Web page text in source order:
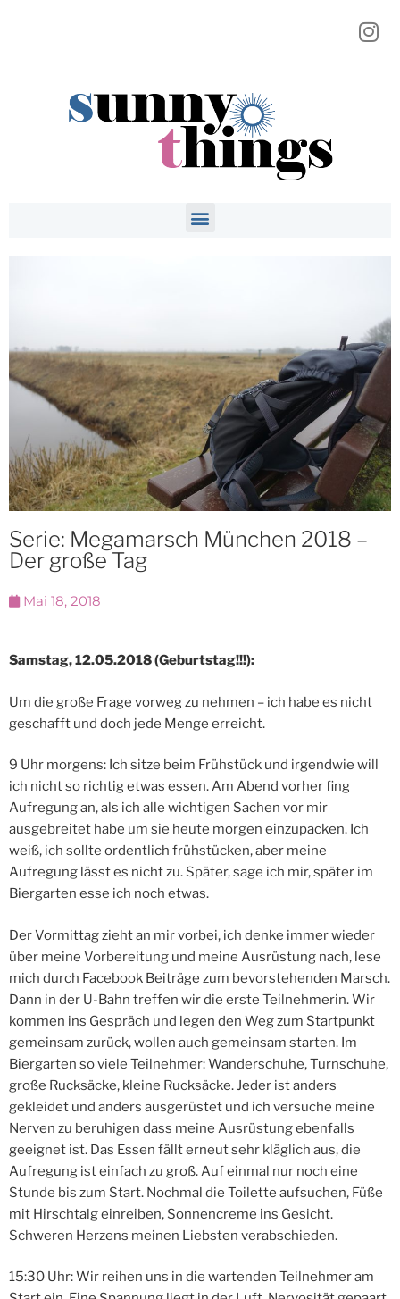
Serie: Megamarsch München 2018 –
Der große Tag
Mai 18, 2018
Samstag, 12.05.2018 (Geburtstag!!!):
Um die große Frage vorweg zu nehmen – ich habe es nicht
geschafft und doch jede Menge erreicht.
9 Uhr morgens: Ich sitze beim Frühstück und irgendwie will
ich nicht so richtig etwas essen. Am Abend vorher fing
Aufregung an, als ich alle wichtigen Sachen vor mir
ausgebreitet habe um sie heute morgen einzupacken. Ich
weiß, ich sollte ordentlich frühstücken, aber meine
Aufregung lässt es nicht zu. Später, sage ich mir, später im
Biergarten esse ich noch etwas.
Der Vormittag zieht an mir vorbei, ich denke immer wieder
über meine Vorbereitung und meine Ausrüstung nach, lese
mich durch Facebook Beiträge zum bevorstehenden Marsch.
Dann in der U-Bahn treffen wir die erste Teilnehmerin. Wir
kommen ins Gespräch und legen den Weg zum Startpunkt
gemeinsam zurück, wollen auch gemeinsam starten. Im
Biergarten so viele Teilnehmer: Wanderschuhe, Turnschuhe,
große Rucksäcke, kleine Rucksäcke. Jeder ist anders
gekleidet und anders ausgerüstet und ich versuche meine
Nerven zu beruhigen dass meine Ausrüstung ebenfalls
geeignet ist. Das Essen fällt erneut sehr kläglich aus, die
Aufregung ist einfach zu groß. Auf einmal nur noch eine
Stunde bis zum Start. Nochmal die Toilette aufsuchen, Füße
mit Hirschtalg einreiben, Sonnencreme ins Gesicht.
Schweren Herzens meinen Liebsten verabschieden.
15:30 Uhr: Wir reihen uns in die wartenden Teilnehmer am